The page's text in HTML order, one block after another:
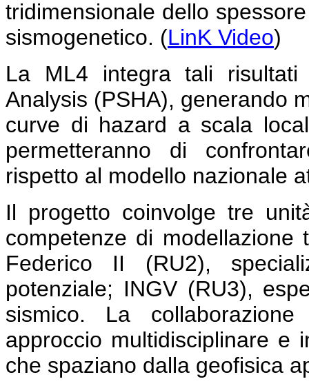
tridimensionale dello
sismogenetico. (LinK Video)
La ML4 integra tali risultati
Analysis (PSHA), generando
curve di hazard a scala
permetteranno di
rispetto al modello nazionale
Il progetto coinvolge tre
competenze di modellazione
Federico II (RU2),
potenziale; INGV (RU3),
sismico. La
approccio multidisciplinare e
che spaziano dalla geofisica